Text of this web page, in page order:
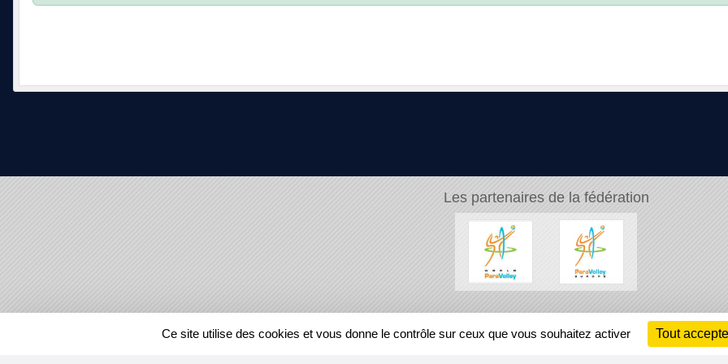
Les partenaires de la fédération
REGIONS
Ce site utilise des cookies et vous donne le contrôle sur ceux que vous souhaitez activer Tout